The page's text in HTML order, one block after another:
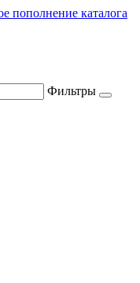
пополнение каталога
Фильтры